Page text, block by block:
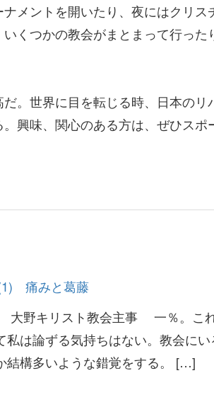
メントを開いたり、夜にはクリス
くつかの教会がまとまって行った
。世界に目を転じる時、日本のリ
興味、関心のある方は、ぜひスポ
痛みと葛藤
大野キリスト教会主事 一％。こ
は論ずる気持ちはない。教会に
結構多いような錯覚をする。 […]